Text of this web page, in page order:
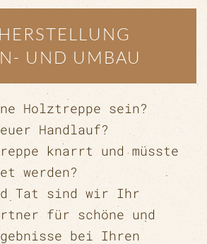
UND UMBAU
Holztreppe sein?
Handlauf?
knarrt und müsste
werden?
Tat sind wir Ihr
für schöne und
bei Ihren